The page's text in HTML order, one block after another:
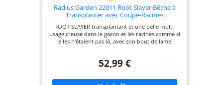
Radius Garden 22011 Root Slayer Bêche à
Transplanter avec Coupe-Racines
ROOT SLAYER transplantant et une pelle multi-
usage creuse dans le gazon et les racines comme si
elles n'étaient pas là, avec son bout de lame
Certifié aux bactéries plus de 150% plus fort que
laboratoire d’essais indépendant La poignée
52,99 €